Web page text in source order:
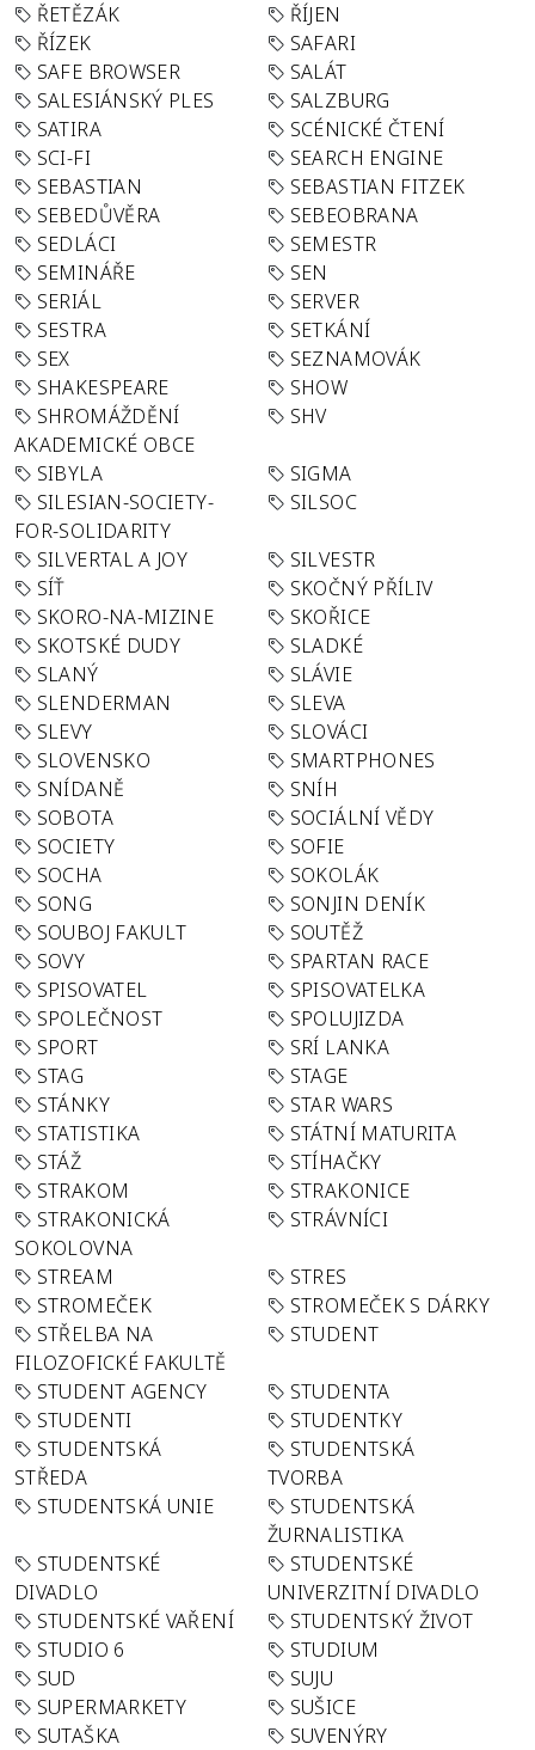
ŘETĚZÁK
ŘÍJEN
ŘÍZEK
SAFARI
SAFE BROWSER
SALÁT
SALESIÁNSKÝ PLES
SALZBURG
SATIRA
SCÉNICKÉ ČTENÍ
SCI-FI
SEARCH ENGINE
SEBASTIAN
SEBASTIAN FITZEK
SEBEDŮVĚRA
SEBEOBRANA
SEDLÁCI
SEMESTR
SEMINÁŘE
SEN
SERIÁL
SERVER
SESTRA
SETKÁNÍ
SEX
SEZNAMOVÁK
SHAKESPEARE
SHOW
SHROMÁŽDĚNÍ
AKADEMICKÉ OBCE
SHV
SIBYLA
SIGMA
SILESIAN-SOCIETY-
FOR-SOLIDARITY
SILSOC
SILVERTAL A JOY
SILVESTR
SÍŤ
SKOČNÝ PŘÍLIV
SKORO-NA-MIZINE
SKOŘICE
SKOTSKÉ DUDY
SLADKÉ
SLANÝ
SLÁVIE
SLENDERMAN
SLEVA
SLEVY
SLOVÁCI
SLOVENSKO
SMARTPHONES
SNÍDANĚ
SNÍH
SOBOTA
SOCIÁLNÍ VĚDY
SOCIETY
SOFIE
SOCHA
SOKOLÁK
SONG
SONJIN DENÍK
SOUBOJ FAKULT
SOUTĚŽ
SOVY
SPARTAN RACE
SPISOVATEL
SPISOVATELKA
SPOLEČNOST
SPOLUJIZDA
SPORT
SRÍ LANKA
STAG
STAGE
STÁNKY
STAR WARS
STATISTIKA
STÁTNÍ MATURITA
STÁŽ
STÍHAČKY
STRAKOM
STRAKONICE
STRAKONICKÁ
SOKOLOVNA
STRÁVNÍCI
STREAM
STRES
STROMEČEK
STROMEČEK S DÁRKY
STŘELBA NA
FILOZOFICKÉ FAKULTĚ
STUDENT
STUDENT AGENCY
STUDENTA
STUDENTI
STUDENTKY
STUDENTSKÁ
STŘEDA
STUDENTSKÁ
TVORBA
STUDENTSKÁ UNIE
STUDENTSKÁ
ŽURNALISTIKA
STUDENTSKÉ
DIVADLO
STUDENTSKÉ
UNIVERZITNÍ DIVADLO
STUDENTSKÉ VAŘENÍ
STUDENTSKÝ ŽIVOT
STUDIO 6
STUDIUM
SUD
SUJU
SUPERMARKETY
SUŠICE
SUTAŠKA
SUVENÝRY